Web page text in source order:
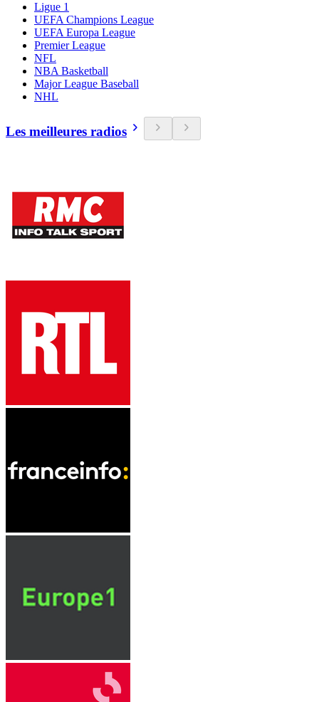
Ligue 1
UEFA Champions League
UEFA Europa League
Premier League
NFL
NBA Basketball
Major League Baseball
NHL
Les meilleures radios